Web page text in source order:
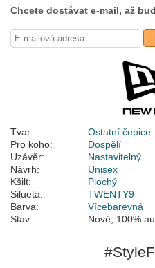
Chcete dostávat e-mail, až
Tvar:
Ostatní čepice
Pro koho:
Dospělí
Uzávěr:
Nastavitelný
Návrh:
Unisex
Kšilt:
Plochý
Silueta:
TWENTY9
Barva:
Vícebarevná
Stav:
Nové; 100%